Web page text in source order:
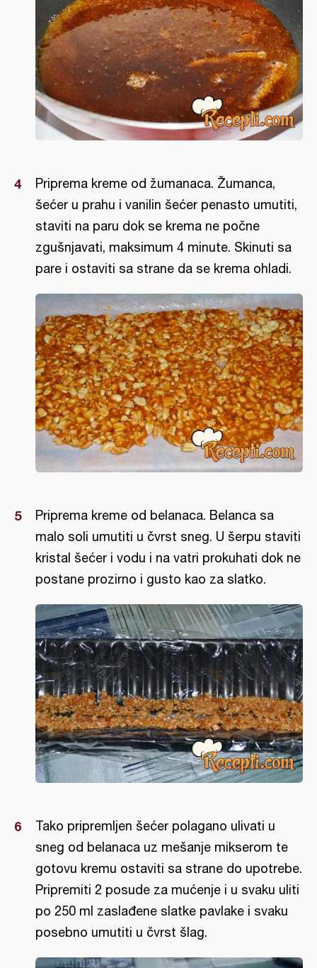
Priprema kreme od žumanaca. Žumanca,
šećer u prahu i vanilin šećer penasto umutiti,
staviti na paru dok se krema ne počne
zgušnjavati, maksimum 4 minute. Skinuti sa
pare i ostaviti sa strane da se krema ohladi.
Priprema kreme od belanaca. Belanca sa
malo soli umutiti u čvrst sneg. U šerpu staviti
kristal šećer i vodu i na vatri prokuhati dok ne
postane prozirno i gusto kao za slatko.
Tako pripremljen šećer polagano ulivati u
sneg od belanaca uz mešanje mikserom te
gotovu kremu ostaviti sa strane do upotrebe.
Pripremiti 2 posude za mućenje i u svaku uliti
po 250 ml zaslađene slatke pavlake i svaku
posebno umutiti u čvrst šlag.